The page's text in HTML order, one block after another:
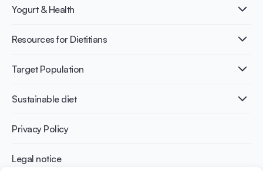
What is Yogurt?
Nutri-dense food
Yogurt & Health
Healthy Diets & Lifestyle
Bone health
Weight management
Resources for Dietitians
Publications
Infographics
Recipes
Target Population
Adult
Athletes
Sustainable diet
Benefits for planet health
Benefits for human health
Privacy Policy
Legal notice